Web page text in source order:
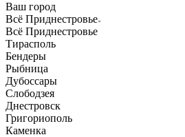
Ваш город
Всё Приднестровье
Всё Приднестровье
Тирасполь
Бендеры
Рыбница
Дубоссары
Слободзея
Днестровск
Григориополь
Каменка